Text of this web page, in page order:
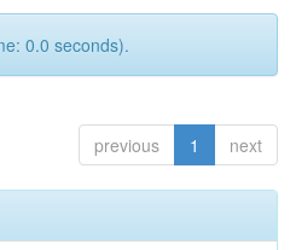
0.0 seconds).
previous 1 next